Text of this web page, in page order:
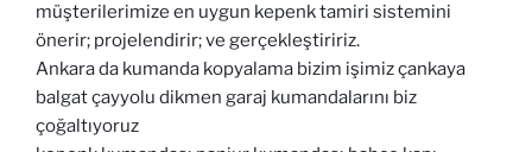
müşterilerimize en uygun kepenk tamiri sistemini
önerir; projelendirir; ve gerçekleştiririz.
Ankara da kumanda kopyalama bizim işimiz çankaya
balgat çayyolu dikmen garaj kumandalarını biz
çoğaltıyoruz